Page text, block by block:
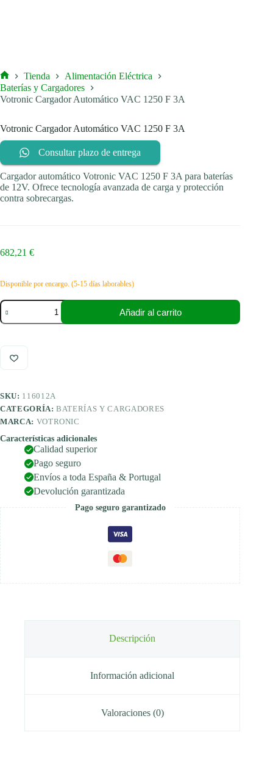
Inicio
Tienda
Alimentación Eléctrica
Baterías y Cargadores
Votronic Cargador Automático VAC 1250 F 3A
Votronic Cargador Automático VAC 1250 F 3A
Consultar plazo de entrega
Cargador automático Votronic VAC 1250 F 3A para baterías
de 12V. Ofrece tecnología avanzada de carga y protección
contra sobrecargas.
682,21 €
Disponible por encargo. (5-15 días laborables)
Votronic
Cargador
Automático
1250
3A
Añadir al carrito
SKU: 116012A
CATEGORÍA:BATERÍAS Y CARGADORES
MARCA: VOTRONIC
Características adicionales
Calidad superior
Pago seguro
Envíos a toda España & Portugal
Devolución garantizada
Pago seguro garantizado
Descripción
Información adicional
Valoraciones (0)